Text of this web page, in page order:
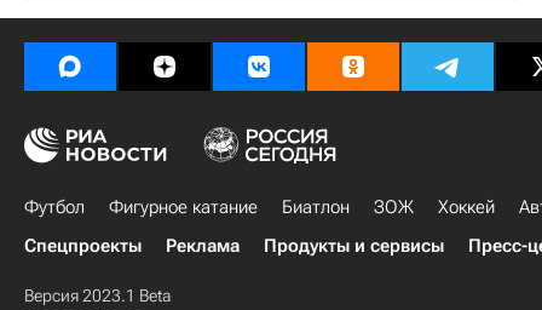
Футбол Фигурное катание Биатлон ЗОЖ Хоккей
Спецпроекты
Реклама Продукты и сервисы Пресс-
Версия 2023.1 Beta